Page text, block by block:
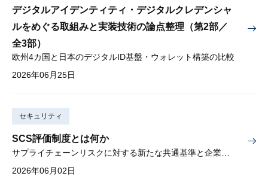
デジタルアイデンティティ・デジタルクレデンシャ
ルをめぐる取組みと実装技術の論点整理（第2部／
全3部）
欧州4カ国と日本のデジタルID基盤・ウォレット構築の比較
2026年06月25日
セキュリティ
SCS評価制度とは何か
2026年06月02日